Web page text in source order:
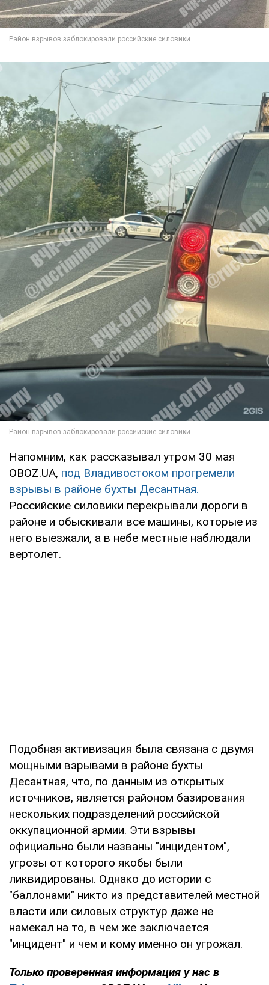
Напомним, как рассказывал утром 30 мая
OBOZ.UA, под Владивостоком прогремели
взрывы в районе бухты Десантная.
Российские силовики перекрывали дороги в
районе и обыскивали все машины, которые из
него выезжали, а в небе местные наблюдали
вертолет.
Подобная активизация была связана с двумя
мощными взрывами в районе бухты
Десантная, что, по данным из открытых
источников, является районом базирования
нескольких подразделений российской
оккупационной армии. Эти взрывы
официально были названы "инцидентом",
угрозы от которого якобы были
ликвидированы. Однако до истории с
"баллонами" никто из представителей местной
власти или силовых структур даже не
намекал на то, в чем же заключается
"инцидент" и чем и кому именно он угрожал.
Только проверенная информация у нас в